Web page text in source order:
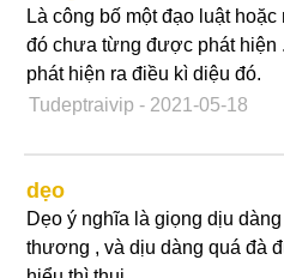
Là công bố một đạo luật hoặc
đó chưa từng được phát
phát hiện ra điều kì diệu đó.
Tudeptraivip - 2021-05-18
dẹo
Dẹo ý nghĩa là giọng dịu
thương , và dịu dàng quá đà